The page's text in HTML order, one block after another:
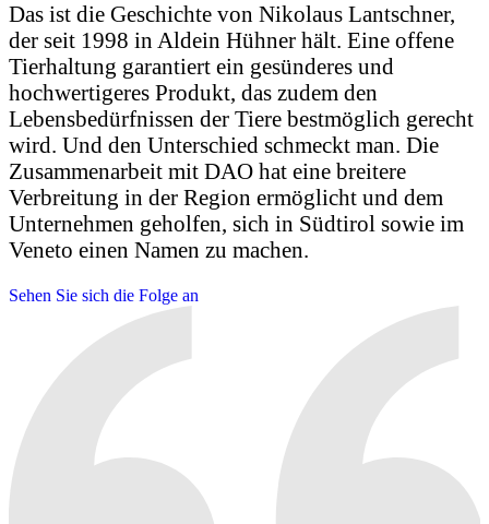
Das ist die Geschichte von Nikolaus Lantschner,
der seit 1998 in Aldein Hühner hält. Eine offene
Tierhaltung garantiert ein gesünderes und
hochwertigeres Produkt, das zudem den
Lebensbedürfnissen der Tiere bestmöglich gerecht
wird. Und den Unterschied schmeckt man. Die
Zusammenarbeit mit DAO hat eine breitere
Verbreitung in der Region ermöglicht und dem
Unternehmen geholfen, sich in Südtirol sowie im
Veneto einen Namen zu machen.
Sehen Sie sich die Folge an